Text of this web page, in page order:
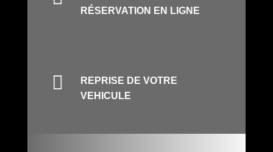
RÉSERVATION EN LIGNE

REPRISE DE VOTRE
VEHICULE